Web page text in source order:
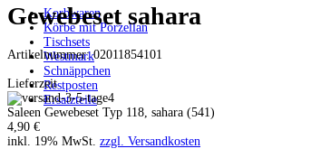
Korbwaren
Körbe mit Porzellan
Tischsets
Westmark
Schnäppchen
Restposten
Ersatzteile
Gewebeset sahara
Artikelnummer: 02011854101
Lieferzeit
Saleen Gewebeset Typ 118, sahara (541)
4,90 €
inkl. 19% MwSt. zzgl. Versandkosten